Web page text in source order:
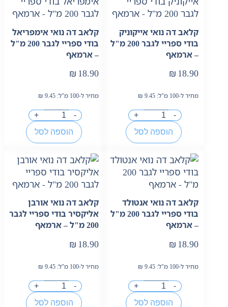
קלאב דה נואי אייקוניק
בודי ספריי לגבר 200 מ"ל
– ארמאף
₪ 18.90
מחיר ל-100 מ"ל: ₪ 9.45
-
+
הוספה לסל
קלאב דה נואי אימפריאל
בודי ספריי לגבר 200 מ"ל
– ארמאף
₪ 18.90
מחיר ל-100 מ"ל: ₪ 9.45
-
+
הוספה לסל
קלאב דה נואי אנטולד
בודי ספריי לגבר 200 מ"ל
– ארמאף
₪ 18.90
מחיר ל-100 מ"ל: ₪ 9.45
-
+
הוספה לסל
קלאב דה נואי אורבן
אליקסיר בודי ספריי לגבר
200 מ"ל – ארמאף
₪ 18.90
מחיר ל-100 מ"ל: ₪ 9.45
-
+
הוספה לסל